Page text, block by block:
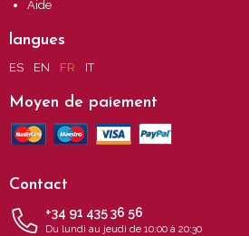
Aide
langues
ES EN FR IT
Moyen de paiement
Contact
+34 91 435 36 56
Du lundi au jeudi de 10:00 à 20:30